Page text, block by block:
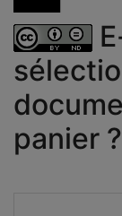
panier ?